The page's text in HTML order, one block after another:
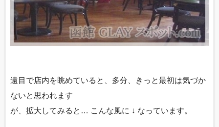
遠目で店内を眺めていると、多分、きっと最初は気づか
ないと思われます
が、拡大してみると… こんな風に ↓ なっています。